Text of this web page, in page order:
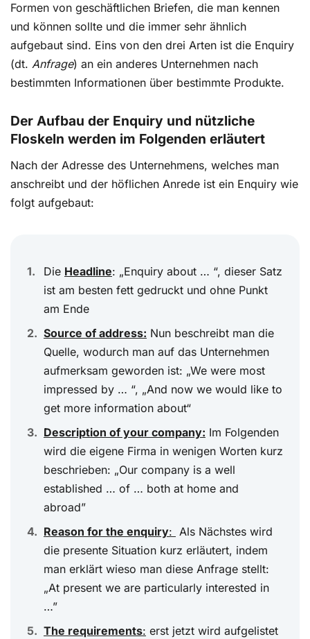
Formen von geschäftlichen Briefen, die man kennen
und können sollte und die immer sehr ähnlich
aufgebaut sind. Eins von den drei Arten ist die Enquiry
(dt. Anfrage) an ein anderes Unternehmen nach
bestimmten Informationen über bestimmte Produkte.
Der Aufbau der Enquiry und nützliche
Floskeln werden im Folgenden erläutert
Nach der Adresse des Unternehmens, welches man
anschreibt und der höflichen Anrede ist ein Enquiry wie
folgt aufgebaut:
Die Headline: „Enquiry about … “, dieser Satz
ist am besten fett gedruckt und ohne Punkt
am Ende
Source of address: Nun beschreibt man die
Quelle, wodurch man auf das Unternehmen
aufmerksam geworden ist: „We were most
impressed by … “, „And now we would like to
get more information about“
Description of your company: Im Folgenden
wird die eigene Firma in wenigen Worten kurz
beschrieben: „Our company is a well
established … of … both at home and
abroad”
Reason for the enquiry: Als Nächstes wird
die presente Situation kurz erläutert, indem
man erklärt wieso man diese Anfrage stellt:
„At present we are particularly interested in
…”
The requirements: erst jetzt wird aufgelistet